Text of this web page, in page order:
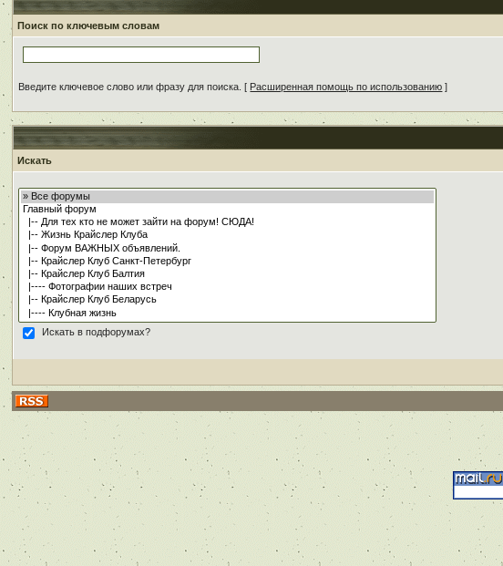
Поиск по ключевым словам
Введите ключевое слово или фразу для поиска. [ Расширенная помощь по использованию ]
Искать
Искать в подфорумах?